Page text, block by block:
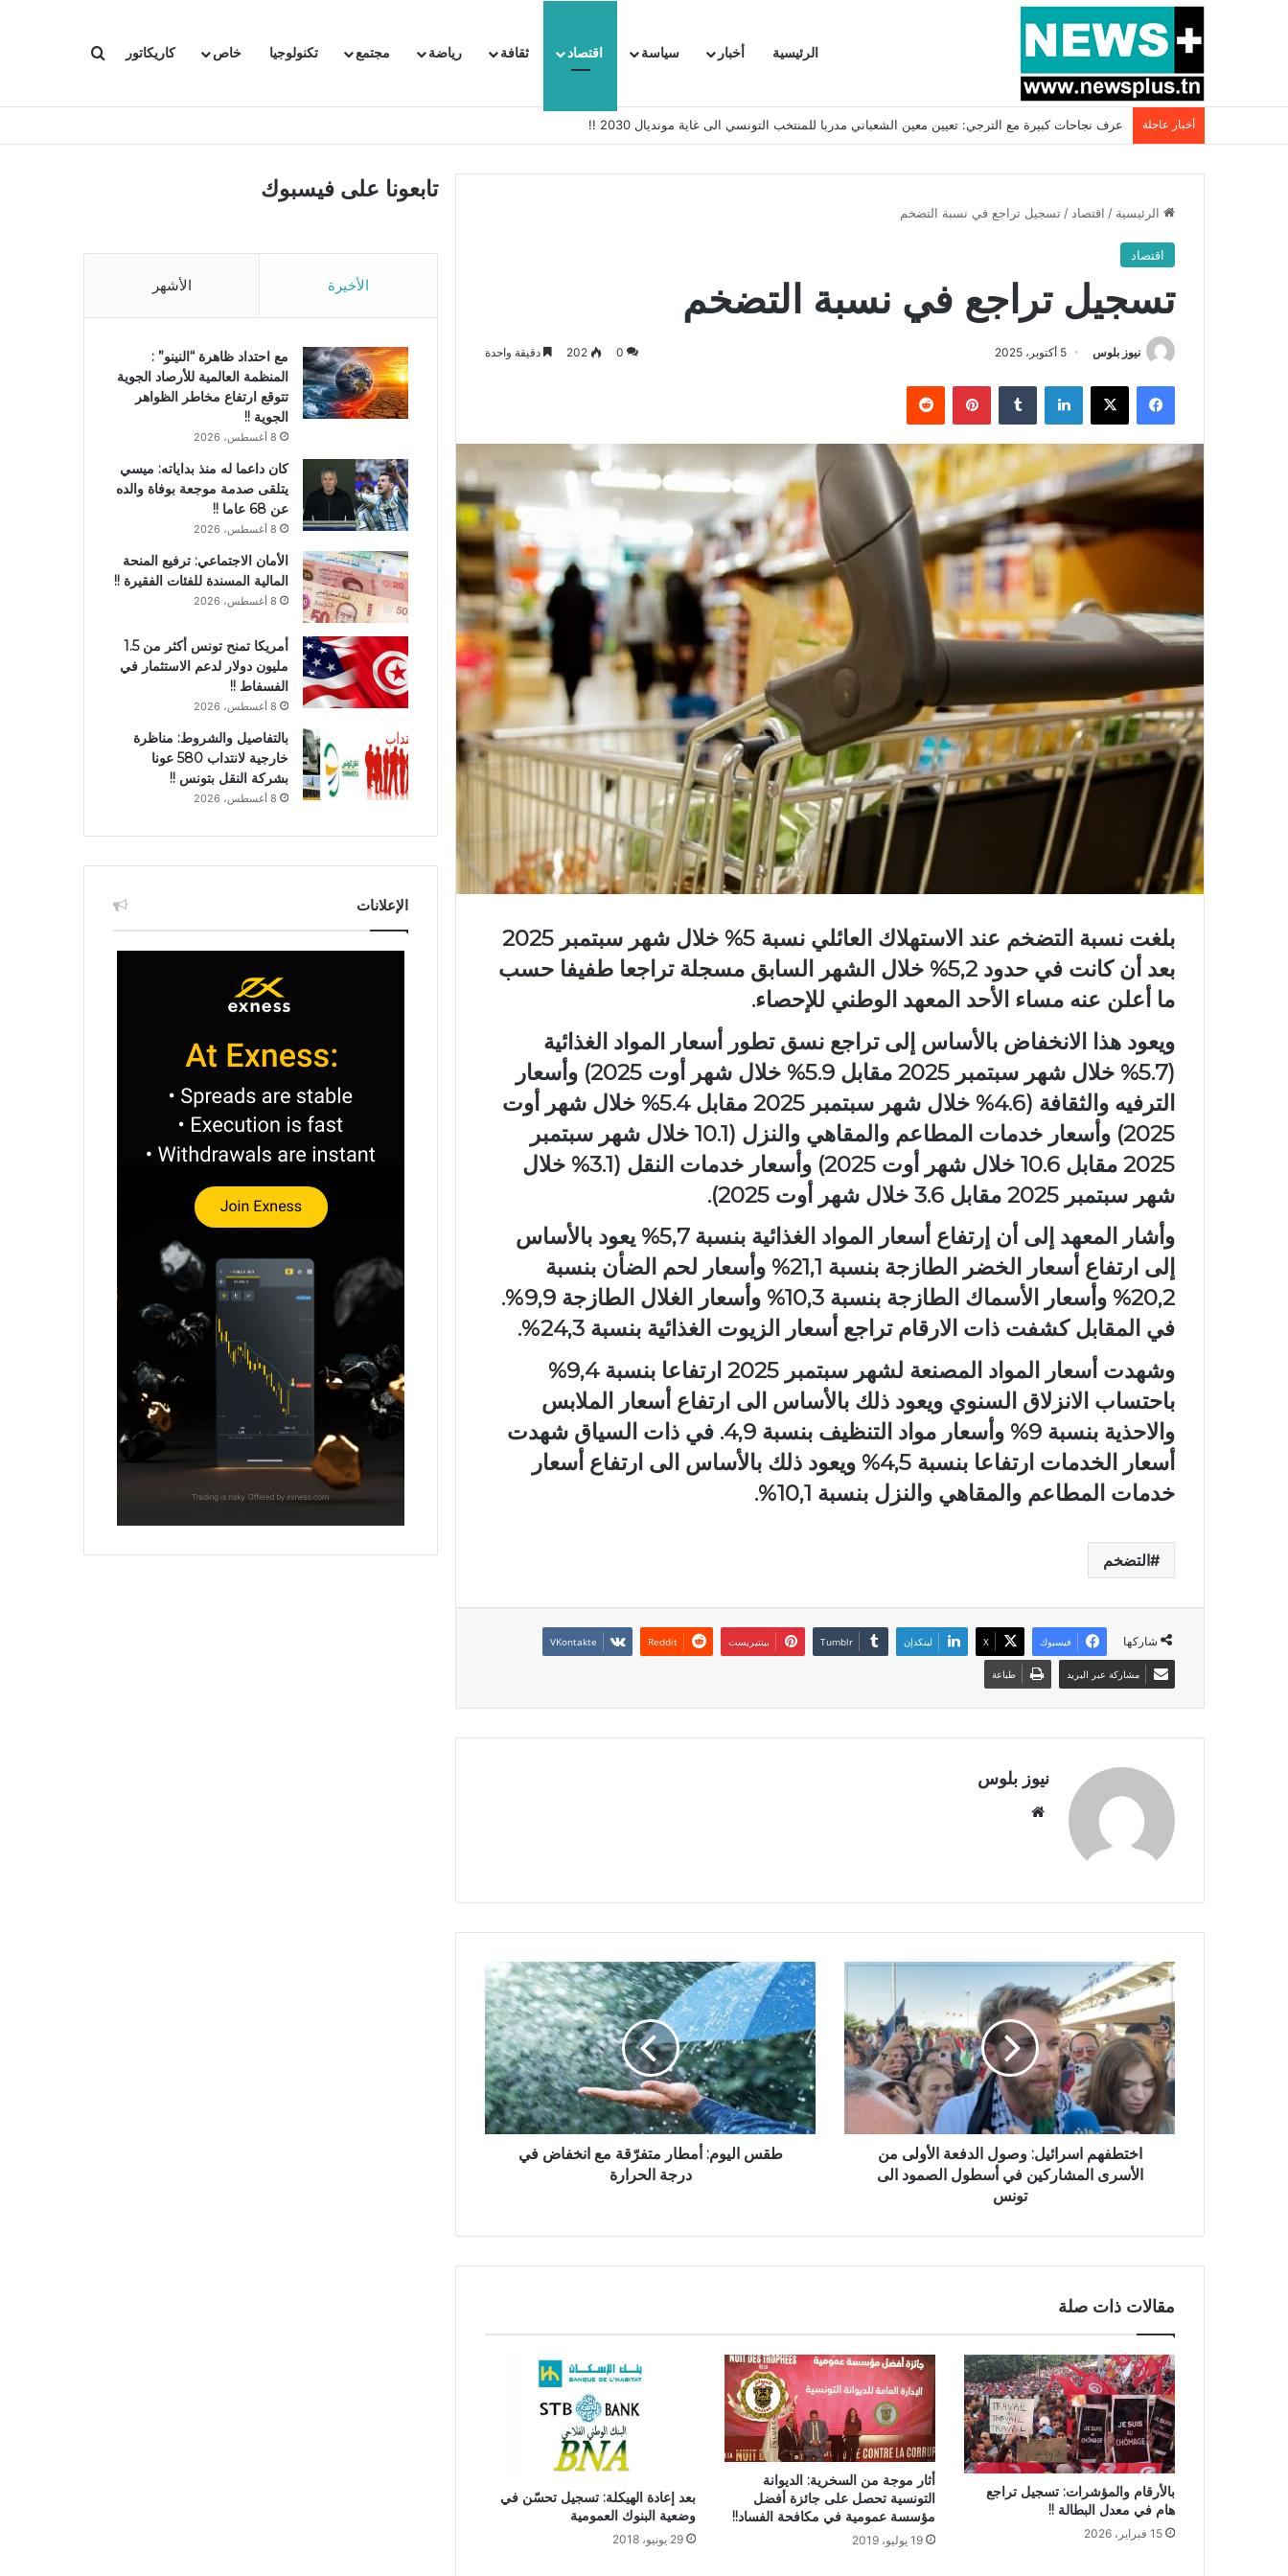
الرئيسية أخبار سياسة اقتصاد ثقافة رياضة مجتمع تكنولوجيا خاص كاريكاتور بحث عن
أخبار عاجلة بسبب المرزوقي وبتكليف من سعيّد: الخارجية تستدعي السفيرة الفرنسية بتونس وتبلغها احتجاجا شديد اللهجة !!
الرئيسية / اقتصاد / تسجيل تراجع في نسبة التضخم
اقتصاد
تسجيل تراجع في نسبة التضخم
نيوز بلوس 5 أكتوبر، 2025 0
202 دقيقة واحدة
فيسبوك X لينكدإن بينتيريست
بلغت نسبة التضخم عند الاستهلاك العائلي نسبة 5% خلال شهر سبتمبر 2025
بعد أن كانت في حدود 5,2% خلال الشهر السابق مسجلة تراجعا طفيفا حسب
ما أعلن عنه مساء الأحد المعهد الوطني للإحصاء.
ويعود هذا الانخفاض بالأساس إلى تراجع نسق تطور أسعار المواد الغذائية
(5.7% خلال شهر سبتمبر 2025 مقابل 5.9% خلال شهر أوت 2025) وأسعار
الترفيه والثقافة (4.6% خلال شهر سبتمبر 2025 مقابل 5.4% خلال شهر أوت
2025) وأسعار خدمات المطاعم والمقاهي والنزل (10.1 خلال شهر سبتمبر
2025 مقابل 10.6 خلال شهر أوت 2025) وأسعار خدمات النقل (3.1% خلال
شهر سبتمبر 2025 مقابل 3.6 خلال شهر أوت 2025).
وأشار المعهد إلى أن إرتفاع أسعار المواد الغذائية بنسبة 5,7% يعود بالأساس
إلى ارتفاع أسعار الخضر الطازجة بنسبة 21,1% وأسعار لحم الضأن بنسبة
20,2% وأسعار الأسماك الطازجة بنسبة 10,3% وأسعار الغلال الطازجة 9,9%.
في المقابل كشفت ذات الارقام تراجع أسعار الزيوت الغذائية بنسبة 24,3%.
وشهدت أسعار المواد المصنعة لشهر سبتمبر 2025 ارتفاعا بنسبة 9,4%
باحتساب الانزلاق السنوي ويعود ذلك بالأساس الى ارتفاع أسعار الملابس
والاحذية بنسبة 9% وأسعار مواد التنظيف بنسبة 4,9. في ذات السياق شهدت
أسعار الخدمات ارتفاعا بنسبة 4,5% ويعود ذلك بالأساس الى ارتفاع أسعار
خدمات المطاعم والمقاهي والنزل بنسبة 10,1%.
التضخم
شاركها فيسبوك X لينكدإن بينتيريست
مشاركة عبر البريد طباعة
نيوز بلوس
اختطفهم اسرائيل: وصول الدفعة الأولى من
الأسرى المشاركين في أسطول الصمود الى
تونس
طقس اليوم: أمطار متفرّقة مع انخفاض في
درجة الحرارة
مقالات ذات صلة
بالأرقام والمؤشرات: تسجيل تراجع
هام في معدل البطالة !!
15 فبراير، 2026
أثار موجة من السخرية: الديوانة
التونسية تحصل على جائزة أفضل
مؤسسة عمومية في مكافحة الفساد!!
19 يوليو، 2019
بعد إعادة الهيكلة: تسجيل تحسّن في
وضعية البنوك العمومية
29 يونيو، 2018
تابعونا على فيسبوك
الأخيرة الأشهر
مع احتداد ظاهرة “النينو” :
المنظمة العالمية للأرصاد الجوية
تتوقع ارتفاع مخاطر الظواهر
الجوية !!
8 أغسطس، 2026
كان داعما له منذ بداياته: ميسي
يتلقى صدمة موجعة بوفاة والده
عن 68 عاما !!
8 أغسطس، 2026
الأمان الاجتماعي: ترفيع المنحة
المالية المسندة للفئات الفقيرة !!
8 أغسطس، 2026
أمريكا تمنح تونس أكثر من 1.5
مليون دولار لدعم الاستثمار في
الفسفاط !!
8 أغسطس، 2026
بالتفاصيل والشروط: مناظرة
خارجية لانتداب 580 عونا
بشركة النقل بتونس !!
8 أغسطس، 2026
الإعلانات